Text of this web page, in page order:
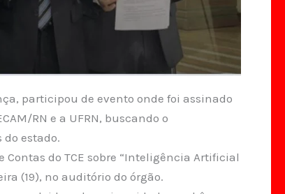
participou de evento onde foi assinado
RN e a UFRN, buscando o
estado.
do TCE sobre “Inteligência Artificial
(19), no auditório do órgão.